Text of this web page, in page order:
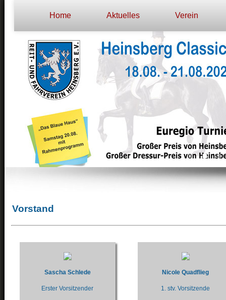
Home Aktuelles Verein
Vorstand
Sascha Schlede
Erster Vorsitzender
Nicole Quadflieg
1. stv. Vorsitzende